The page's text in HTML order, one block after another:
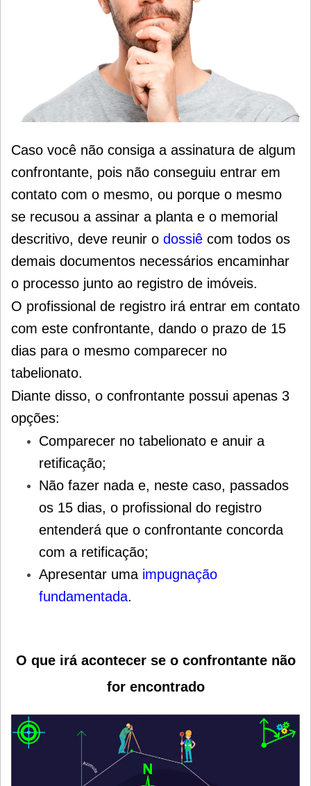
Caso você não consiga a assinatura de algum
confrontante, pois não conseguiu entrar em
contato com o mesmo, ou porque o mesmo
se recusou a assinar a planta e o memorial
descritivo, deve reunir o dossiê com todos os
demais documentos necessários encaminhar
o processo junto ao registro de imóveis.
O profissional de registro irá entrar em contato
com este confrontante, dando o prazo de 15
dias para o mesmo comparecer no
tabelionato.
Diante disso, o confrontante possui apenas 3
opções:
Comparecer no tabelionato e anuir a
retificação;
Não fazer nada e, neste caso, passados
os 15 dias, o profissional do registro
entenderá que o confrontante concorda
com a retificação;
Apresentar uma impugnação
fundamentada.
O que irá acontecer se o confrontante não
for encontrado